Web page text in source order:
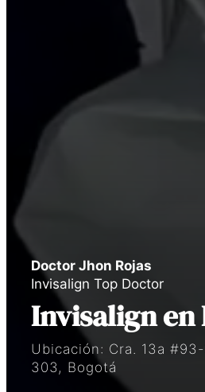
Doctor Jhon Rojas
Invisalign Top Doctor
Invisalign en
Ubicación: Cra. 13a
303, Bogotá